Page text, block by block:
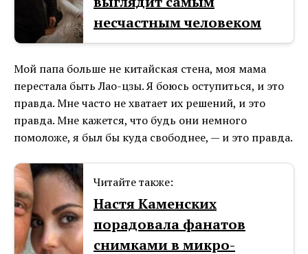
несчастным человеком
Мой папа больше не китайская стена, моя мама
перестала быть Лао-цзы. Я боюсь оступиться, и это
правда. Мне часто не хватает их решений, и это
правда. Мне кажется, что будь они немного
помоложе, я был бы куда свободнее, — и это правда.
Читайте также:
Настя Каменских
порадовала фанатов
снимками в микро-